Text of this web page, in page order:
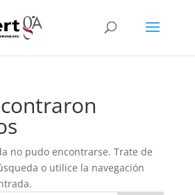
no pudo encontrarse. Trate de
o utilice la navegación